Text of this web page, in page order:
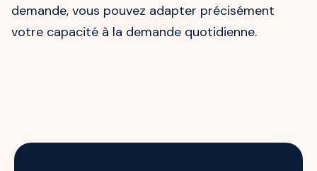
demande, vous pouvez adapter précisément
votre capacité à la demande quotidienne.